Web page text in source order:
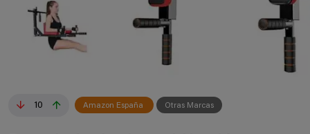
10 Amazon España Otras Marcas